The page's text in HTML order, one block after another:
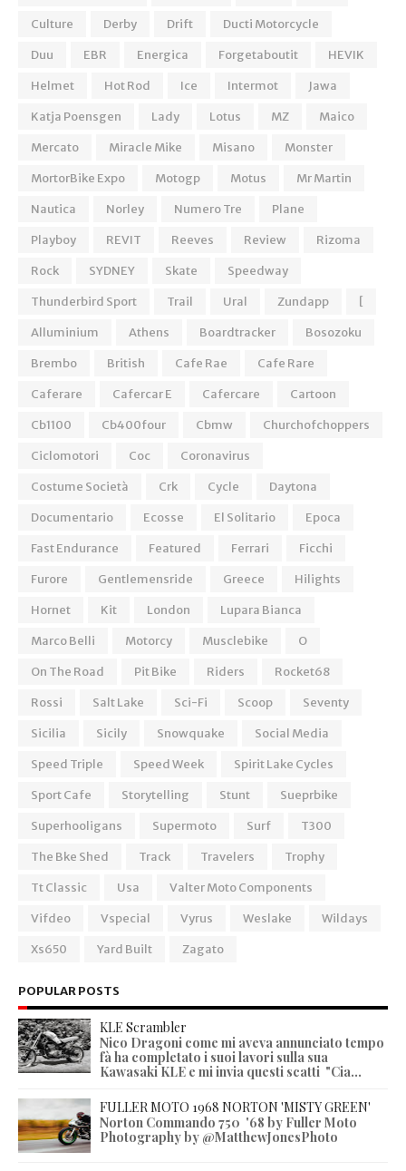
Culture
Derby Drift
Ducti Motorcycle
Duu
EBR Energica Forgetaboutit
HEVIK
Helmet
Hot Rod Ice Intermot
Jawa
Katja Poensgen
Lady Lotus MZ
Maico
Mercato
Miracle Mike Misano
Monster
MortorBike Expo
Motogp Motus
Mr Martin
Nautica
Norley Numero Tre
Plane
Playboy
REVIT Reeves Review
Rizoma
Rock
SYDNEY Skate
Speedway
Thunderbird Sport
Trail Ural Zundapp
[
Alluminium
Athens Boardtracker
Bosozoku
Brembo
British Cafe Rae
Cafe Rare
Caferare
Cafercar E Cafercare
Cartoon
Cb1100
Cb400four Cbmw
Churchofchoppers
Ciclomotori
Coc
Coronavirus
Costume Società
Crk Cycle
Daytona
Documentario
Ecosse El Solitario
Epoca
Fast Endurance
Featured Ferrari
Ficchi
Furore
Gentlemensride Greece
Hilights
Hornet
Kit London
Lupara Bianca
Marco Belli
Motorcy Musclebike
O
On The Road
Pit Bike Riders
Rocket68
Rossi
Salt Lake Sci-Fi Scoop
Seventy
Sicilia
Sicily Snowquake
Social Media
Speed Triple
Speed Week
Spirit Lake Cycles
Sport Cafe
Storytelling Stunt
Sueprbike
Superhooligans
Supermoto Surf
T300
The Bke Shed
Track Travelers
Trophy
Tt Classic
Usa
Valter Moto Components
Vifdeo
Vspecial Vyrus Weslake
Wildays
Xs650
Yard Built Zagato
POPULAR POSTS
KLE Scrambler
Nico Dragoni come mi aveva annunciato tempo
fà ha completato i suoi lavori sulla sua
Kawasaki KLE e mi invia questi scatti "Cia...
FULLER MOTO 1968 NORTON 'MISTY GREEN'
Norton Commando 750 '68 by Fuller Moto
Photography by @MatthewJonesPhoto